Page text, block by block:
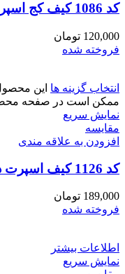
کد 1086 کیف کج اسپرت jeep
120,000 تومان
فروخته شده
انتخاب گزینه ها این
ممکن است در صفحه
نمایش سریع
مقايسه
افزودن به علاقه مندی
کد 1126 کیف اسپرت دخترانه
189,000 تومان
فروخته شده
اطلاعات بیشتر
نمایش سریع